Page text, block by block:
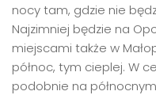
nocy tam, gdzie nie
Najzimniej będzie na
miejscami także w
północ, tym cieplej. W
podobnie na